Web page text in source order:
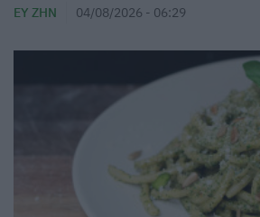
ΕΥ ΖΗΝ 04/08/2026 - 06:29